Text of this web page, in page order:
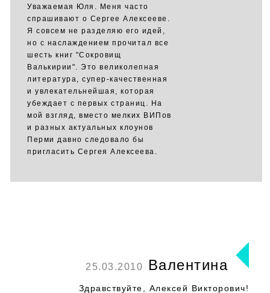
Уважаемая Юля. Меня часто
спрашивают о Сергее Алексееве.
Я совсем не разделяю его идей,
но с наслаждением прочитал все
шесть книг "Сокровищ
Валькирии". Это великолепная
литература, супер-качественная
и увлекательнейшая, которая
убеждает с первых страниц. На
мой взгляд, вместо мелких ВИПов
и разных актуальных клоунов
Перми давно следовало бы
пригласить Сергея Алексеева.
25.03.2010 Валентина
Здравствуйте, Алексей Викторович!